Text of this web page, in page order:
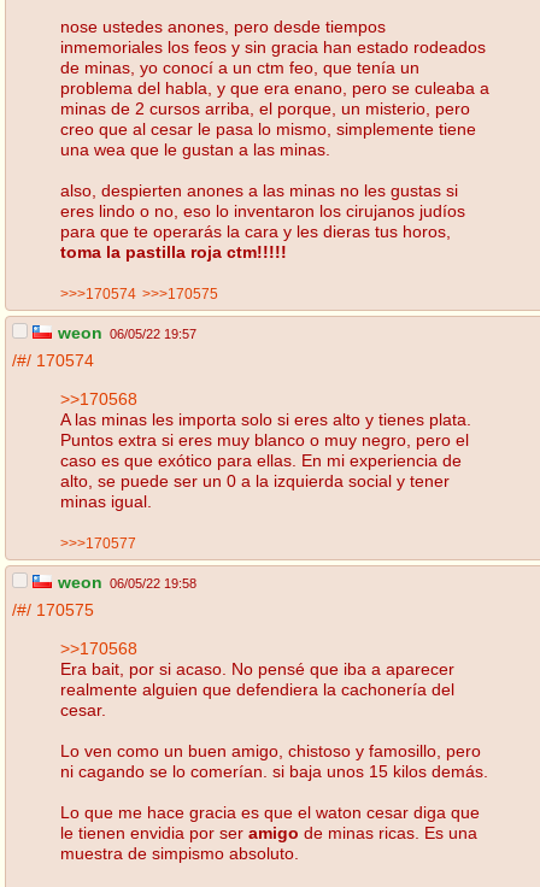
nose ustedes anones, pero desde tiempos
inmemoriales los feos y sin gracia han estado rodeados
de minas, yo conocí a un ctm feo, que tenía un
problema del habla, y que era enano, pero se culeaba a
minas de 2 cursos arriba, el porque, un misterio, pero
creo que al cesar le pasa lo mismo, simplemente tiene
una wea que le gustan a las minas.
also, despierten anones a las minas no les gustas si
eres lindo o no, eso lo inventaron los cirujanos judíos
para que te operarás la cara y les dieras tus horos,
toma la pastilla roja ctm!!!!!
>>>170574 >>>170575
weon 06/05/22 19:57
/#/ 170574
>>170568
A las minas les importa solo si eres alto y tienes plata.
Puntos extra si eres muy blanco o muy negro, pero el
caso es que exótico para ellas. En mi experiencia de
alto, se puede ser un 0 a la izquierda social y tener
minas igual.
>>>170577
weon 06/05/22 19:58
/#/ 170575
>>170568
Era bait, por si acaso. No pensé que iba a aparecer
realmente alguien que defendiera la cachonería del
cesar.
Lo ven como un buen amigo, chistoso y famosillo, pero
ni cagando se lo comerían. si baja unos 15 kilos demás.
Lo que me hace gracia es que el waton cesar diga que
le tienen envidia por ser amigo de minas ricas. Es una
muestra de simpismo absoluto.